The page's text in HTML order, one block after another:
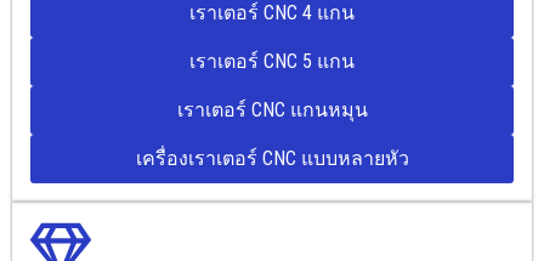
เราเตอร์ CNC 4 แกน
เราเตอร์ CNC 5 แกน
เราเตอร์ CNC แกนหมุน
เครื่องเราเตอร์ CNC แบบหลายหัว